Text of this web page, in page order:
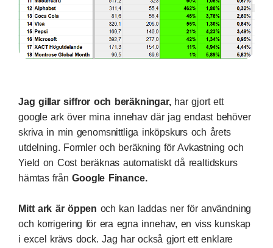
Jag gillar siffror och beräkningar, har gjort ett
google ark över mina innehav där jag endast behöver
skriva in min genomsnittliga inköpskurs och årets
utdelning. Formler och beräkning för Avkastning och
Yield on Cost beräknas automatiskt då realtidskurs
hämtas frånGoogle Finance.
Mitt ark är öppen och kan laddas ner för användning
och korrigering för era egna innehav, en viss kunskap
i excel krävs dock. Jag har också gjort ett enklare